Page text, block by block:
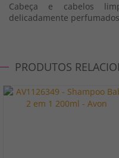
Cabeça e cabelos
delicadamente
PRODUTOS